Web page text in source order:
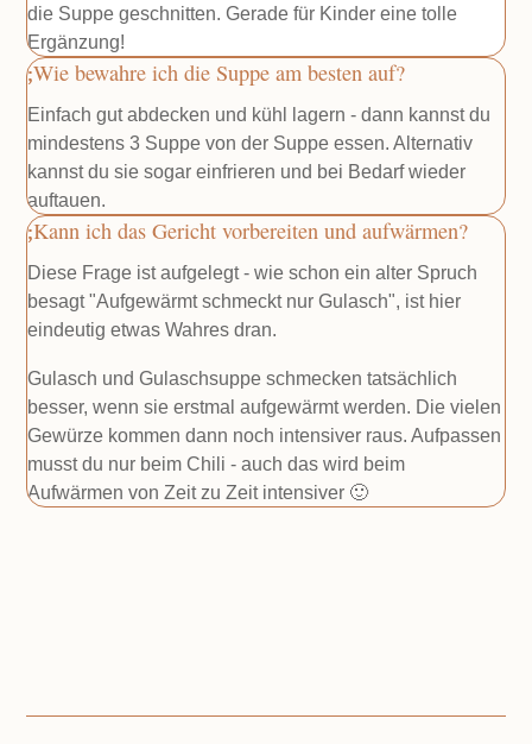
die Suppe geschnitten. Gerade für Kinder eine tolle
Ergänzung!
Wie bewahre ich die Suppe am besten auf?
Einfach gut abdecken und kühl lagern - dann kannst du
mindestens 3 Suppe von der Suppe essen. Alternativ
kannst du sie sogar einfrieren und bei Bedarf wieder
auftauen.
Kann ich das Gericht vorbereiten und aufwärmen?
Diese Frage ist aufgelegt - wie schon ein alter Spruch
besagt "Aufgewärmt schmeckt nur Gulasch", ist hier
eindeutig etwas Wahres dran.
Gulasch und Gulaschsuppe schmecken tatsächlich
besser, wenn sie erstmal aufgewärmt werden. Die vielen
Gewürze kommen dann noch intensiver raus. Aufpassen
musst du nur beim Chili - auch das wird beim
Aufwärmen von Zeit zu Zeit intensiver 🙂